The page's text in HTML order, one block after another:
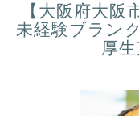
【大阪府大阪
未経験ブラン
厚